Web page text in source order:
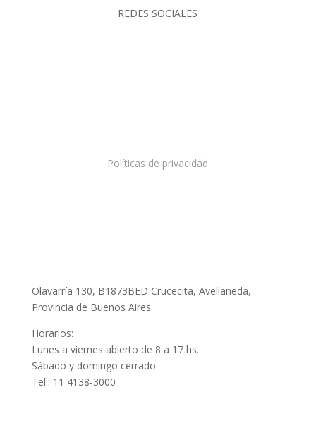
REDES SOCIALES
Políticas de privacidad
Olavarría 130, B1873BED Crucecita, Avellaneda,
Provincia de Buenos Aires
Horarios:
Lunes a viernes abierto de 8 a 17 hs.
Sábado y domingo cerrado
Tel.: 11 4138-3000